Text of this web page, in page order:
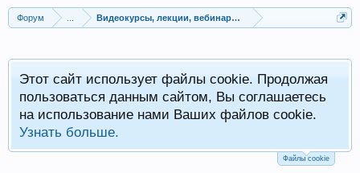
Форум Видеокурсы, лекции, вебинары, учебный материал
Этот сайт использует файлы cookie. Продолжая
пользоваться данным сайтом, Вы соглашаетесь
на использование нами Ваших файлов cookie.
Узнать больше.
Файлы cookie